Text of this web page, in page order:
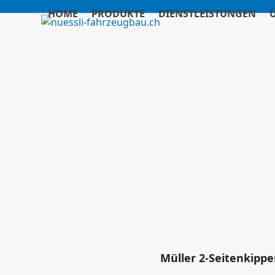
HOME PRODUKTE DIENSTLEISTUNGEN
Müller 2-